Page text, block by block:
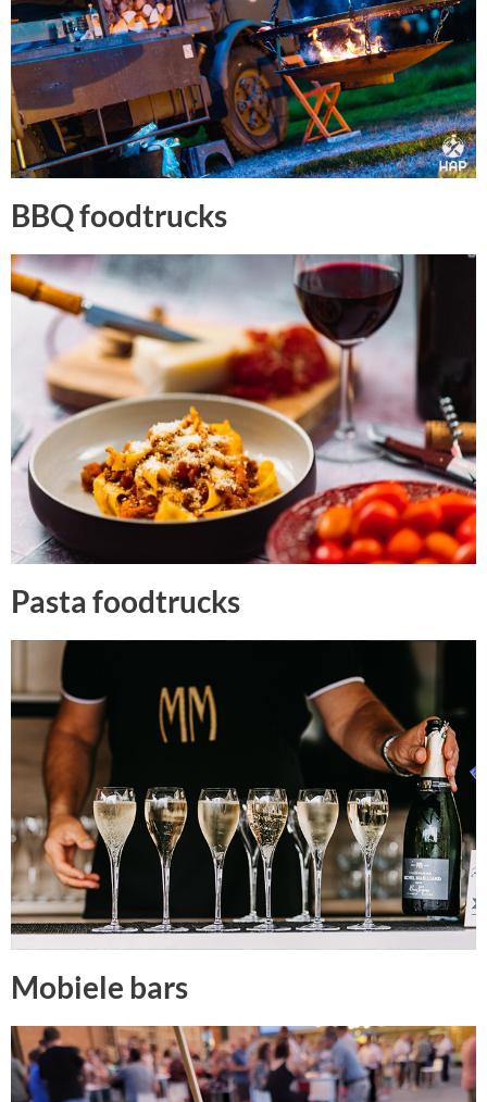
BBQ foodtrucks
Pasta foodtrucks
Mobiele bars